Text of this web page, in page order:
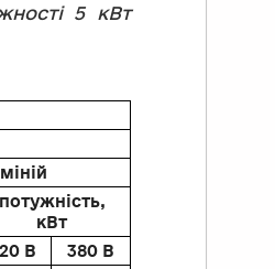
5 кВт
потужність,
кВт
В
380 В